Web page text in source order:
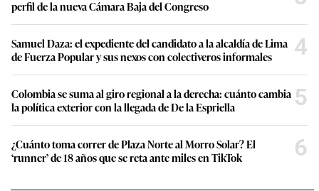
perfil de la nueva Cámara Baja del Congreso
Samuel Daza: el expediente del candidato a la alcaldía de Lima
de Fuerza Popular y sus nexos con colectiveros informales
4
Colombia se suma al giro regional a la derecha: cuánto cambia
la política exterior con la llegada de De la Espriella
5
¿Cuánto toma correr de Plaza Norte al Morro Solar? El
‘runner’ de 18 años que se reta ante miles en TikTok
6